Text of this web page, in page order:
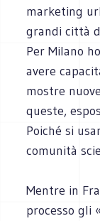
marketing
grandi città
Per Milano
avere
mostre
queste,
Poiché si
comunità
Mentre in
processo gli